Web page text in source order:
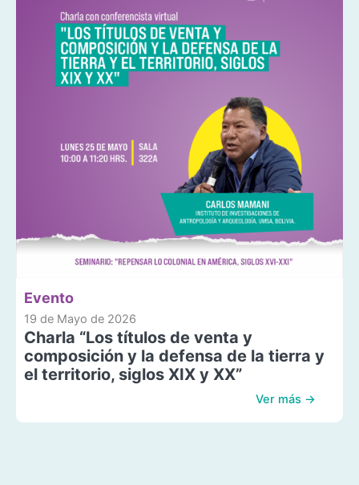
Evento
19 de Mayo de 2026
Charla “Los títulos de venta y
composición y la defensa de la tierra y
el territorio, siglos XIX y XX”
Ver más →